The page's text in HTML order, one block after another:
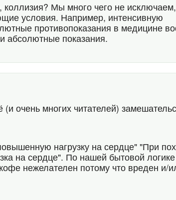
коллизия? Мы много чего не
условия. Например, интенсивную
противопоказания в медицине
абсолютные показания.
очень многих читателей)
нагрузку на сердце" "При
на сердце". По нашей бытовой логике
нежелателен потому что вреден и/